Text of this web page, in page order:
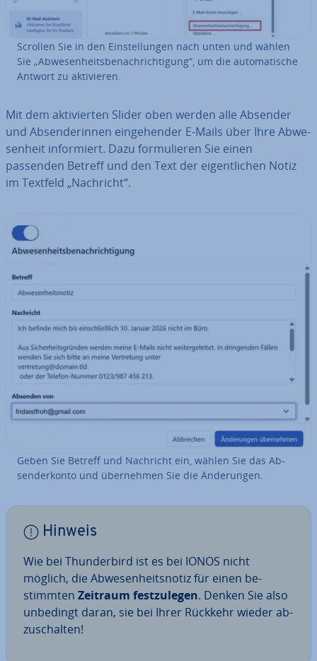
Scrollen Sie in den Ein­stel­lun­gen nach unten und wählen
Sie „Ab­we­sen­heits­be­nach­rich­ti­gung“, um die au­to­ma­ti­sche
Antwort zu ak­ti­vie­ren.
Mit dem ak­ti­vier­ten Slider oben werden alle Absender
und Ab­sen­de­rin­nen ein­ge­hen­der E-Mails über Ihre Ab­we­
sen­heit in­for­miert. Dazu for­mu­lie­ren Sie einen
passenden Betreff und den Text der ei­gent­li­chen Notiz
im Textfeld „Nachricht“.
Geben Sie Betreff und Nachricht ein, wählen Sie das Ab­
sen­der­kon­to und über­neh­men Sie die Än­de­run­gen.
Hinweis
Wie bei Thun­der­bird ist es bei IONOS nicht
möglich, die Ab­we­sen­heits­no­tiz für einen be­
stimm­ten Zeitraum fest­zu­le­gen. Denken Sie also
unbedingt daran, sie bei Ihrer Rückkehr wieder ab­
zu­schal­ten!